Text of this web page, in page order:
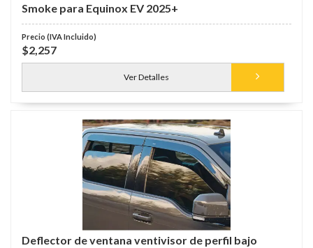
Smoke para Equinox EV 2025+
$2,257
Ver Detalles
Deflector de ventana ventivisor de perfil bajo